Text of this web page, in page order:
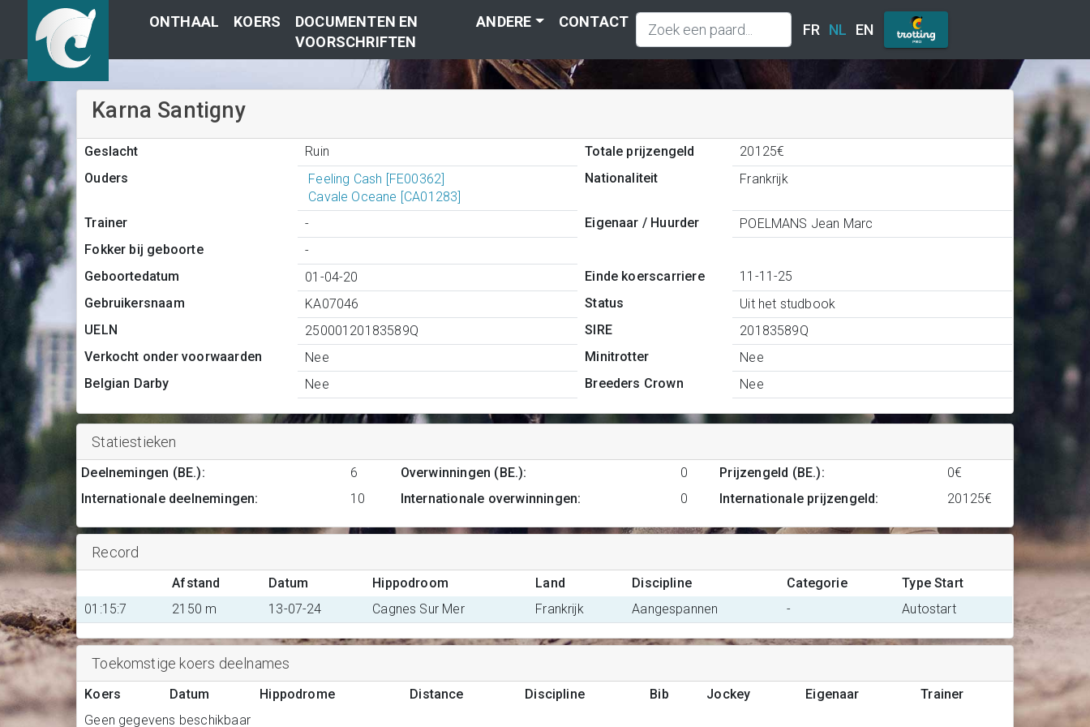
ONTHAAL KOERS
DOCUMENTEN EN
VOORSCHRIFTEN
ANDERE CONTACT FR NL EN
Karna Santigny
Geslacht Ruin Totale prijzengeld
20125€
Ouders
Feeling Cash [FE00362]
Cavale Oceane [CA01283]
Nationaliteit Frankrijk
Trainer - Eigenaar / Huurder
POELMANS Jean Marc
Fokker bij geboorte
-
Geboortedatum
01-04-20 Einde koerscarriere
11-11-25
Gebruikersnaam
KA07046 Status
Uit het studbook
UELN
25000120183589Q SIRE
20183589Q
Verkocht onder voorwaarden
Nee Minitrotter
Nee
Belgian Darby
Nee Breeders Crown Nee
Statiestieken
Deelnemingen (BE.):
6
Internationale deelnemingen: 10
Overwinningen (BE.):
0
Internationale overwinningen: 0
Prijzengeld (BE.):
0€
Internationale prijzengeld: 20125€
Record
Afstand Datum Hippodroom Land Discipline Categorie
Type Start
01:15:7
2150 m 13-07-24 Cagnes Sur Mer Frankrijk Aangespannen - Autostart
Toekomstige koers deelnames
Koers Datum Hippodrome Distance Discipline Bib Jockey Eigenaar
Trainer
Geen gegevens beschikbaar